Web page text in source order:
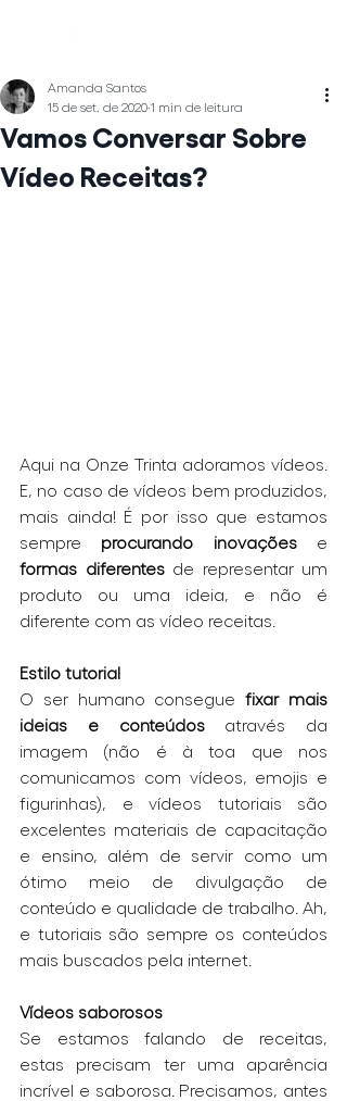
Vamos Conversar Sobre
Vídeo Receitas?
Amanda Santos
15 de set. de 2020 1 min de leitura
Aqui na Onze Trinta adoramos vídeos.
E, no caso de vídeos bem produzidos,
mais ainda! É por isso que estamos
sempre procurando inovações
formas diferentes de representar um
produto ou uma ideia, e não é
diferente com as vídeo receitas.
Estilo tutorial
O ser humano consegue fixar mais
ideias e conteúdos através da
imagem (não é à toa que nos
comunicamos com vídeos, emojis e
figurinhas), e vídeos tutoriais são
excelentes materiais de capacitação
e ensino, além de servir como um
ótimo meio de divulgação de
conteúdo e qualidade de trabalho. Ah,
e tutoriais são sempre os conteúdos
mais buscados pela internet.
Vídeos saborosos
Se estamos falando de receitas,
estas precisam ter uma aparência
incrível e saborosa. Precisamos, antes